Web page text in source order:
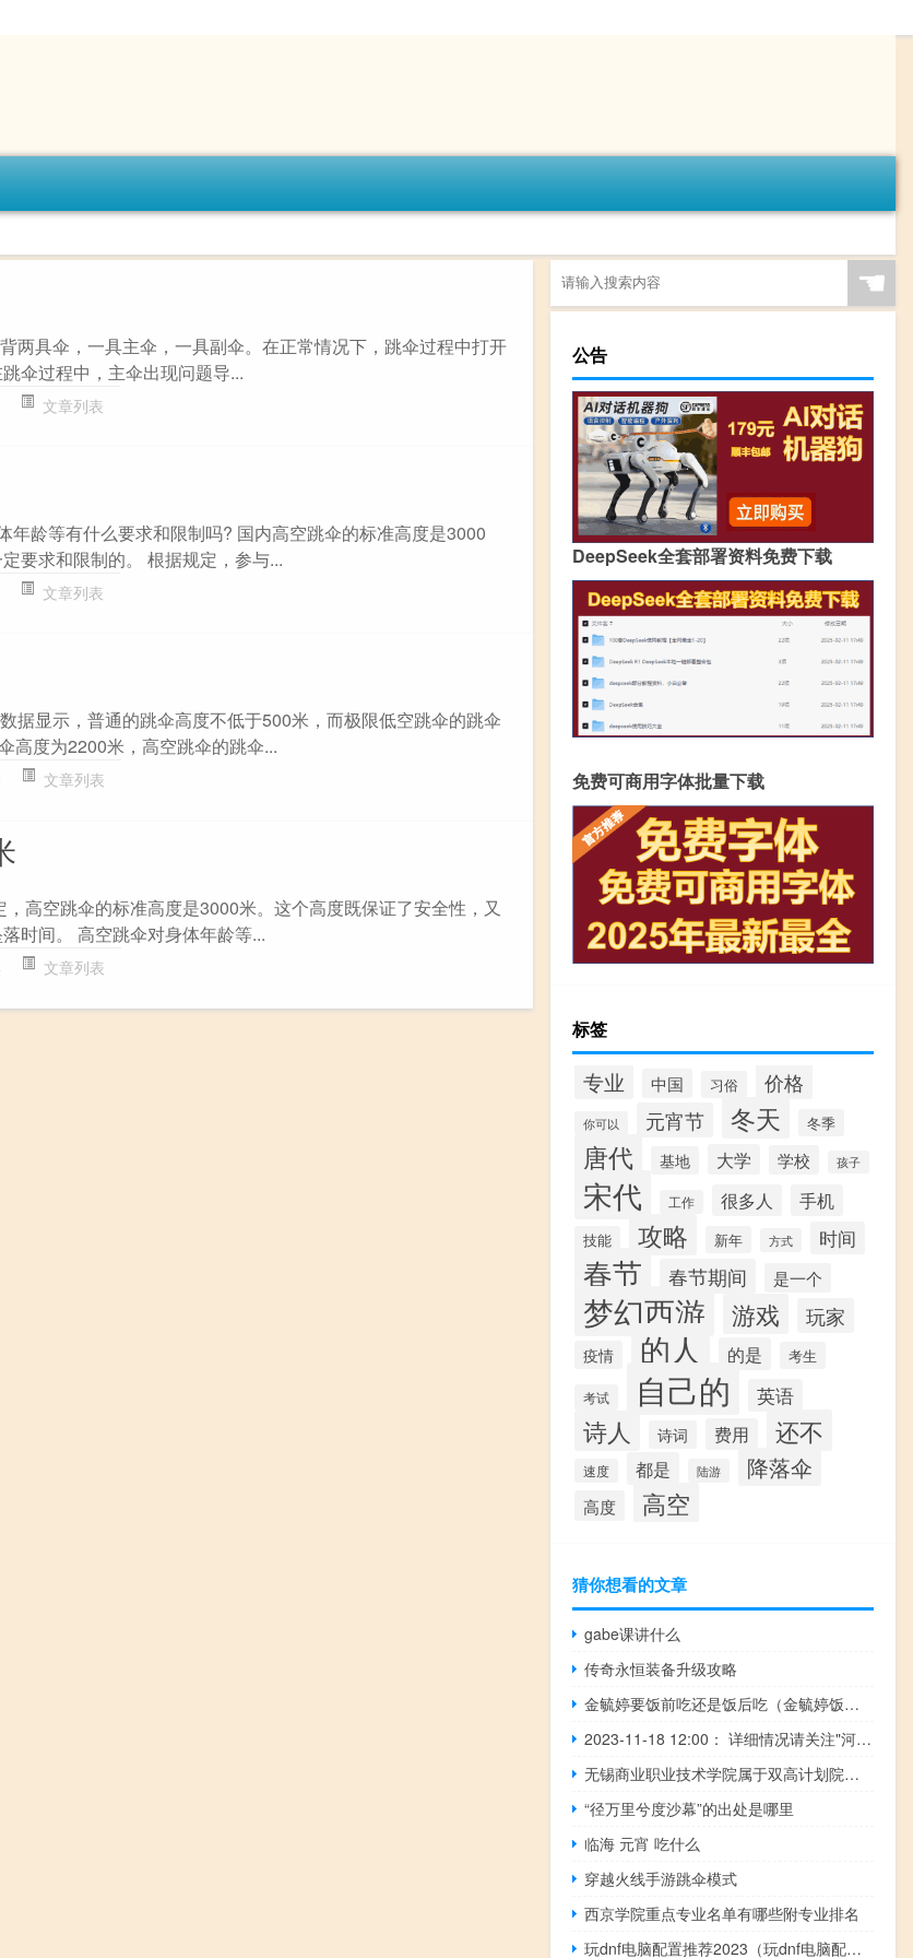
两具伞，一具主伞，一具副伞。在正常情况下，跳伞过程中打开
伞过程中，主伞出现问题导...
文章列表
年龄等有什么要求和限制吗? 国内高空跳伞的标准高度是3000
要求和限制的。 根据规定，参与...
文章列表
据显示，普通的跳伞高度不低于500米，而极限低空跳伞的跳伞
高度为2200米，高空跳伞的跳伞...
文章列表
高空跳伞的标准高度是3000米。这个高度既保证了安全性，又
时间。 高空跳伞对身体年龄等...
文章列表
☚
公告
DeepSeek全套部署资料免费下载
免费可商用字体批量下载
标签
专业 中国 习俗 价格
你可以 元宵节 冬天 冬季
唐代 基地 大学 学校 孩子
宋代 工作 很多人 手机
技能 攻略 新年 方式 时间
春节 春节期间 是一个
梦幻西游 游戏 玩家
疫情 的人 的是 考生
考试 自己的 英语
诗人 诗词 费用 还不
速度 都是 陆游 降落伞
高度 高空
猜你想看的文章
gabe课讲什么
传奇永恒装备升级攻略
金毓婷要饭前吃还是饭后吃（金毓婷饭前还是饭后吃）
2023-11-18 12:00： 详细情况请关注"河北高速公路"微信公众平台、河北省高速公路出行信息服务网aOEc47 ​​​
无锡商业职业技术学院属于双高计划院校吗
“径万里兮度沙幕”的出处是哪里
临海 元宵 吃什么
穿越火线手游跳伞模式
西京学院重点专业名单有哪些附专业排名
玩dnf电脑配置推荐2023（玩dnf电脑配置）